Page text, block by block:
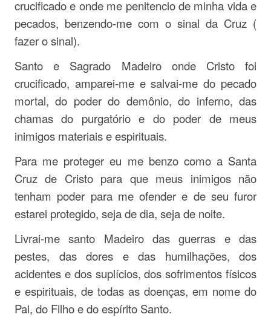
crucificado e onde me penitencio de minha vida e
pecados, benzendo-me com o sinal da Cruz (
fazer o sinal).
Santo e Sagrado Madeiro onde Cristo foi
crucificado, amparei-me e salvai-me do pecado
mortal, do poder do demônio, do inferno, das
chamas do purgatório e do poder de meus
inimigos materiais e espirituais.
Para me proteger eu me benzo como a Santa
Cruz de Cristo para que meus inimigos não
tenham poder para me ofender e de seu furor
estarei protegido, seja de dia, seja de noite.
Livrai-me santo Madeiro das guerras e das
pestes, das dores e das humilhações, dos
acidentes e dos suplícios, dos sofrimentos físicos
e espirituais, de todas as doenças, em nome do
Pai, do Filho e do espírito Santo.